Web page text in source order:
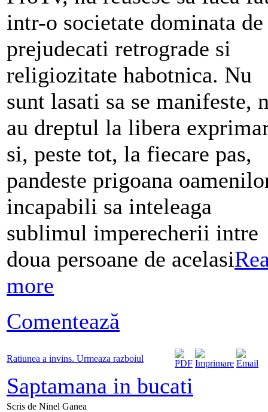
intr-o societate dominata de
prejudecati retrograde si
religiozitate habotnica. Nu
sunt lasati sa se manifeste,
au dreptul la libera
si, peste tot, la fiecare pas,
pandeste prigoana
incapabili sa inteleaga
sublimul imperecherii intre
doua persoane de acelasi
more
Comentează
Ratiunea a invins. Urmeaza razboiul
Saptamana in bucati
Scris de Ninel Ganea